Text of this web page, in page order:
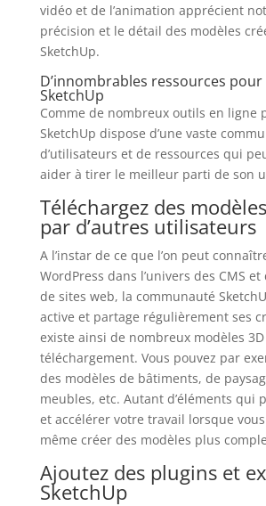
vidéo et de l’animation apprécient
précision et le détail des modèles
SketchUp.
D’innombrables ressources
SketchUp
Comme de nombreux outils en ligne
SketchUp dispose d’une vaste
d’utilisateurs et de ressources qui
aider à tirer le meilleur parti de son
Téléchargez des
par d’autres utilisateurs
A l’instar de ce que l’on peut
WordPress dans l’univers des CMS
de sites web, la communauté
active et partage régulièrement ses
existe ainsi de nombreux modèles
téléchargement. Vous pouvez par
des modèles de bâtiments, de
meubles, etc. Autant d’éléments qui
et accélérer votre travail lorsque
même créer des modèles plus
Ajoutez des plugins et
SketchUp